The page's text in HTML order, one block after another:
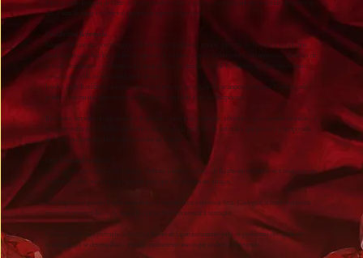
Para grande decepção de Greer, o barão resolveu virar a página, jurou abandonar sua vida devassa e já
não é nem de longe tão terrível quanto ela esperava que fosse.
Um Libertino Reformado...
Raphe sabe que escapou por pouco de um fim vergonhoso e ignóbil, entregue às farras e à bebida nos
mais depravados bordéis e clubes de apostas de Londres. Agora, enfim, teve a tão necessária mudança de
atitude. Seu mentor – e o homem que mais admira no mundo – Lorde Rothborn, deu-lhe um ultimato:
ajeitar a sua vida ou ser abandonado de vez.
Lorde e Lady Rothborn são umas das únicas pessoas que algum dia se importaram com Raphe e, pela
primeira vez em sua desventurada vida, ele está decidido a
os decepcionar.
Rothborn, empenhado em manter o Raphe no caminho da redenção, advertiu-o para manter as mãos – e
qualquer outra parte da sua anatomia – bem longe da cunhada do anfitrião, que passará a temporada
de Natal em Rowsley Hall com o restante da família.
Uma Tentação Irresistível...
Greer, no entanto, tem outros planos. Embora admire o esforço de Raphe em reformar-se e tornar-se um
homem de valor, não vê razão alguma para que não possam ser amigos.
Não importa o quanto Raphe tente evitar a encantadora e travessa Srta. Cadogan, a terrível criatura
insiste em persegui-lo – e ele nunca foi muito bom em resistir à tentação.
Greer, de fato, não pretendia arrastar o Barão de Ligne justamente para os problemas dos quais ele
tanto tentava se desvencilhar... mas foi exatamente isso o que acabou acontecendo.